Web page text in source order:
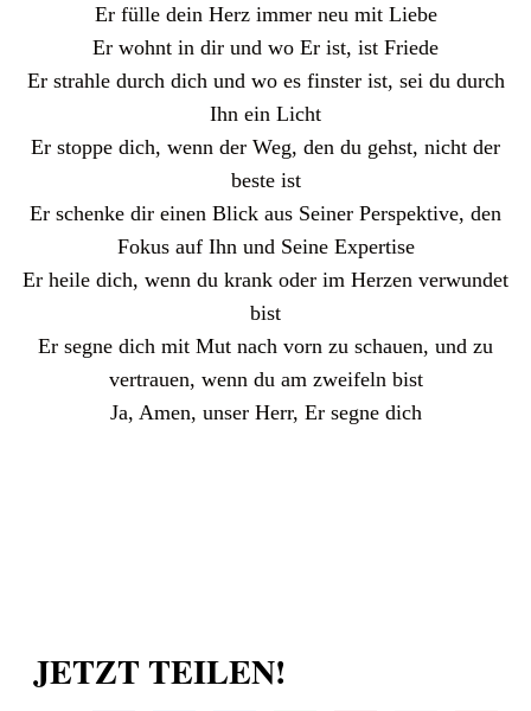
Er fülle dein Herz immer neu mit Liebe
Er wohnt in dir und wo Er ist, ist Friede
Er strahle durch dich und wo es finster ist, sei du durch
Ihn ein Licht
Er stoppe dich, wenn der Weg, den du gehst, nicht der
beste ist
Er schenke dir einen Blick aus Seiner Perspektive, den
Fokus auf Ihn und Seine Expertise
Er heile dich, wenn du krank oder im Herzen verwundet
bist
Er segne dich mit Mut nach vorn zu schauen, und zu
vertrauen, wenn du am zweifeln bist
Ja, Amen, unser Herr, Er segne dich
JETZT TEILEN!